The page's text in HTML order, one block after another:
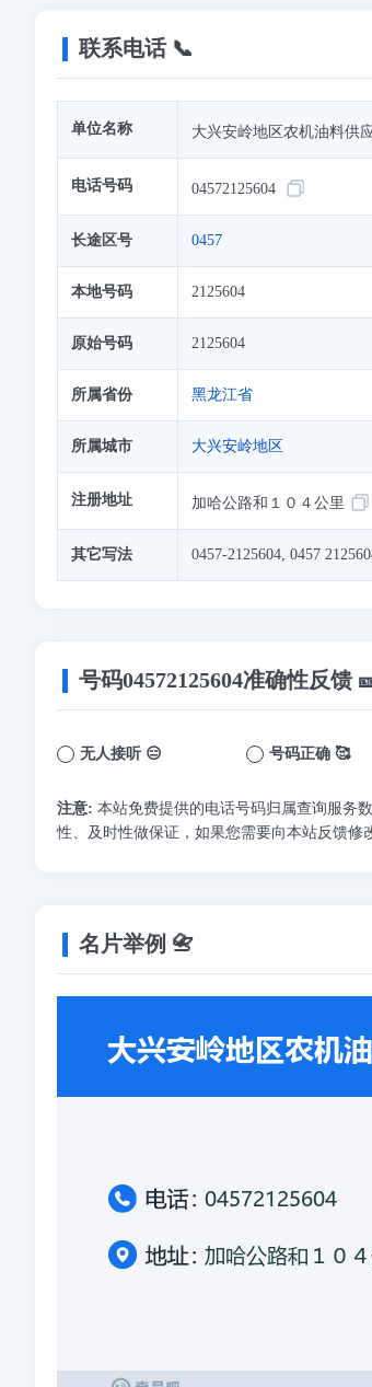
联系电话 📞
单位名称 大兴安岭地区农机油料供
电话号码 04572125604
长途区号 0457
本地号码 2125604
原始号码 2125604
所属省份 黑龙江省
所属城市 大兴安岭地区
注册地址 加哈公路和１０４公里
其它写法 0457-2125604, 0457
号码04572125604准确性反馈
无人接听 😑 号码正确 🥰
注意: 本站免费提供的电话号码归属查询服务
性、及时性做保证，如果您需要向本站反馈修
名片举例 📇